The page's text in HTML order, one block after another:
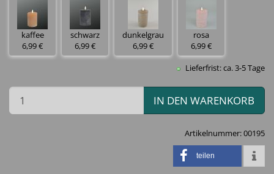
kaffee
6,99 €
schwarz
6,99 €
dunkelgrau
6,99 €
rosa
6,99 €
Lieferfrist: ca. 3-5 Tage
IN DEN WARENKORB
Artikelnummer:00195
teilen